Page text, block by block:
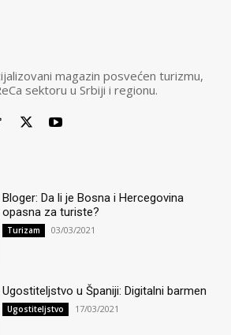
magazin posvećen turizmu,
sektoru u Srbiji i regionu.
Bloger: Da li je Bosna i Hercegovina
opasna za turiste?
Turizam 03/03/2021
Ugostiteljstvo u Španiji: Digitalni barmen
Ugostiteljstvo 17/03/2021